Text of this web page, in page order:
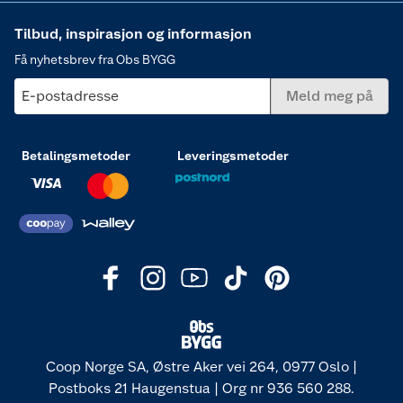
Tilbud, inspirasjon og informasjon
Få nyhetsbrev fra Obs BYGG
E-postadresse Meld meg på
Betalingsmetoder Leveringsmetoder
Coop Norge SA, Østre Aker vei 264, 0977 Oslo |
Postboks 21 Haugenstua | Org nr 936 560 288.